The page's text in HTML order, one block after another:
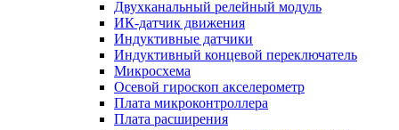
Двухканальный релейный модуль
ИК-датчик движения
Индуктивные датчики
Индуктивный концевой переключатель
Микросхема
Осевой гироскоп акселерометр
Плата микроконтроллера
Плата расширения